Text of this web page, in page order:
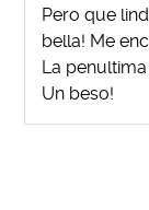
Pero que
bella! Me
La
Un beso!